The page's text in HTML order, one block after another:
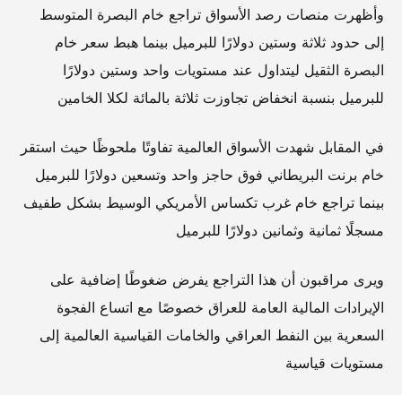
وأظهرت منصات رصد الأسواق تراجع خام البصرة المتوسط
إلى حدود ثلاثة وستين دولارًا للبرميل بينما هبط سعر خام
البصرة الثقيل ليتداول عند مستويات واحد وستين دولارًا
للبرميل بنسبة انخفاض تجاوزت ثلاثة بالمائة لكلا الخامين
في المقابل شهدت الأسواق العالمية تفاوتًا ملحوظًا حيث استقر
خام برنت البريطاني فوق حاجز واحد وتسعين دولارًا للبرميل
بينما تراجع خام غرب تكساس الأمريكي الوسيط بشكل طفيف
مسجلًا ثمانية وثمانين دولارًا للبرميل
ويرى مراقبون أن هذا التراجع يفرض ضغوطًا إضافية على
الإيرادات المالية العامة للعراق خصوصًا مع اتساع الفجوة
السعرية بين النفط العراقي والخامات القياسية العالمية إلى
مستويات قياسية